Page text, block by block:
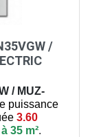
/
/ MUZ-
puissance
3.60
35 m².